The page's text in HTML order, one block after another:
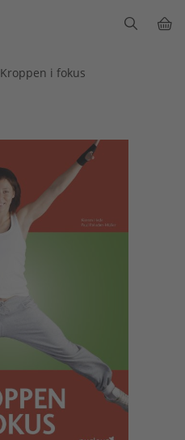
Kroppen i fokus